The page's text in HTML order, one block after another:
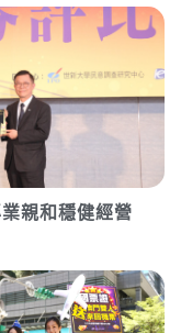
親和穩健經營